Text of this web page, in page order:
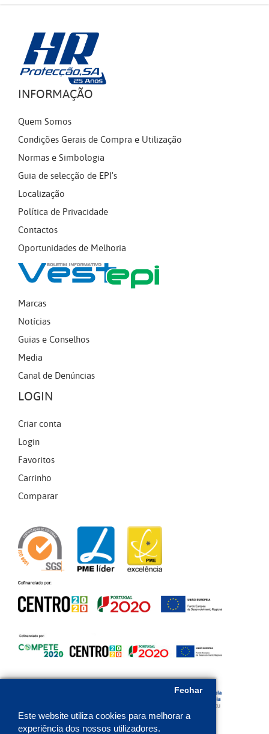
Este website utiliza cookies para melhorar a
experiência dos nossos utilizadores.
Fechar
INFORMAÇÃO
Quem Somos
Condições Gerais de Compra e Utilização
Normas e Simbologia
Guia de selecção de EPI's
Localização
Política de Privacidade
Contactos
Oportunidades de Melhoria
Marcas
Notícias
Guias e Conselhos
Media
Canal de Denúncias
LOGIN
Criar conta
Login
Favoritos
Carrinho
Comparar